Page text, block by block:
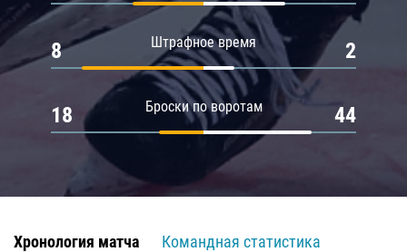
Штрафное время
8 2
Броски по воротам
18 44
Хронология матча
Командная статистика